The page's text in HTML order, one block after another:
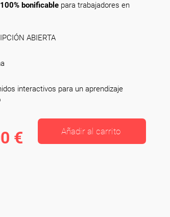
bonificable para trabajadores en
ABIERTA
interactivos para un aprendizaje
€ Añadir al carrito